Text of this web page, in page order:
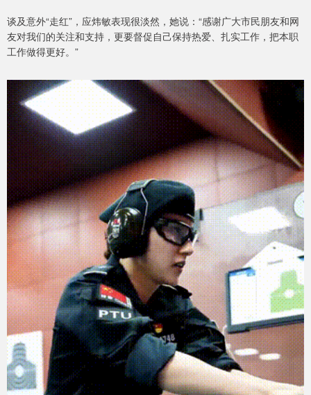
谈及意外“走红”，应炜敏表现很淡然，她说：“感谢广大市民朋友和网
友对我们的关注和支持，更要督促自己保持热爱、扎实工作，把本职
工作做得更好。”